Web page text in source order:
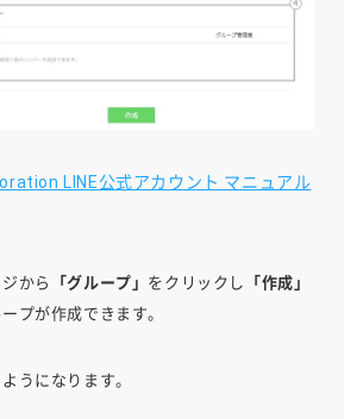
LINE公式アカウント マニュアル
から 「グループ」 をクリックし
「作成」
プが作成できます。
うになります。